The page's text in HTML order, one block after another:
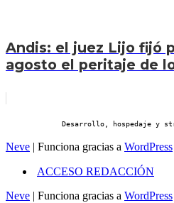
Andis: el juez Lijo fijó
agosto el peritaje de
Desarrollo, hospedaje y
Neve | Funciona gracias a WordPress
ACCESO REDACCIÓN
Neve | Funciona gracias a WordPress